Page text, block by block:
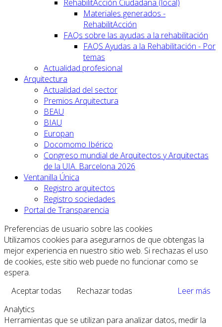
RehabilitAcción Ciudadana (local)
Materiales generados -
RehabilitAcción
FAQs sobre las ayudas a la rehabilitación
FAQS Ayudas a la Rehabilitación - Por
temas
Actualidad profesional
Arquitectura
Actualidad del sector
Premios Arquitectura
BEAU
BIAU
Europan
Docomomo Ibérico
Congreso mundial de Arquitectos y Arquitectas
de la UIA. Barcelona 2026
Ventanilla Única
Registro arquitectos
Registro sociedades
Portal de Transparencia
Preferencias de usuario sobre las cookies
Utilizamos cookies para asegurarnos de que obtengas la
mejor experiencia en nuestro sitio web. Si rechazas el uso
de cookies, este sitio web puede no funcionar como se
espera.
Aceptar todas
Rechazar todas
Leer más
Analytics
Herramientas que se utilizan para analizar datos, medir la